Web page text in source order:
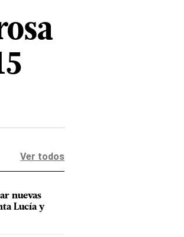
Ver todos
nuevas
Lucía y